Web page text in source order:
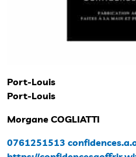
Port-Louis
Port-Louis
Morgane COGLIATTI
0761251513